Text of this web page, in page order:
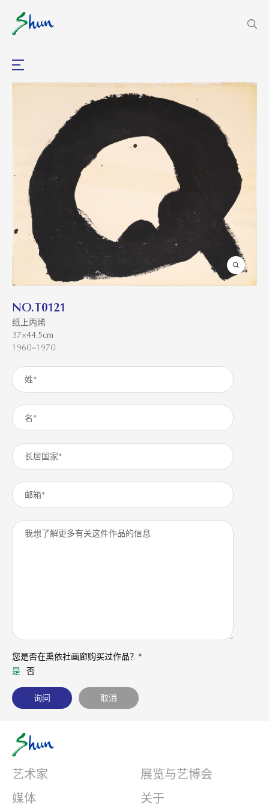
NO.T0121
纸上丙烯
37×44.5cm
1960~1970
您是否在熏依社画廊购买过作品？*
是 否
艺术家
展览与艺博会
媒体
关于